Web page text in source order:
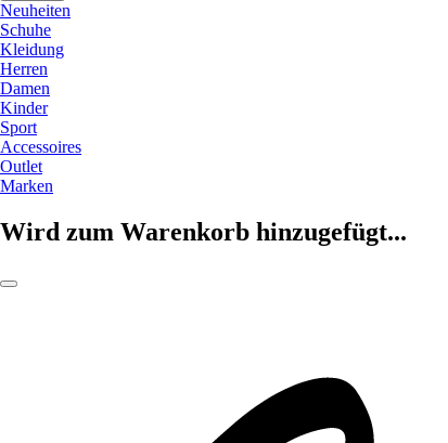
Neuheiten
Schuhe
Kleidung
Herren
Damen
Kinder
Sport
Accessoires
Outlet
Marken
Wird zum Warenkorb hinzugefügt...